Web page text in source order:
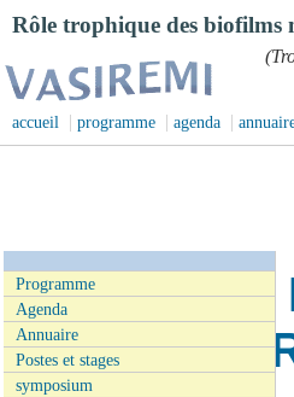
Rôle trophique des biofilms
accueil | programme | agenda |
Programme
Agenda
Annuaire
Postes et stages
symposium